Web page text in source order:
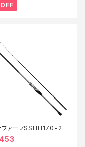
ァーノSSHH170−2
ル_ロッド】【10】